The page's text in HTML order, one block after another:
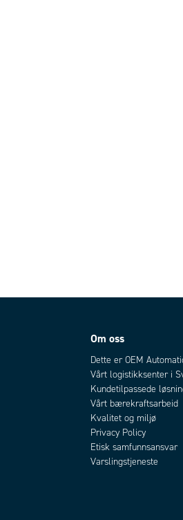
Om oss
Dette er OEM
Vårt logistikksenter i
Kundetilpassede
Vårt bærekraftsarbeid
Kvalitet og miljø
Privacy Policy
Etisk samfunnsansvar
Varslingstjeneste